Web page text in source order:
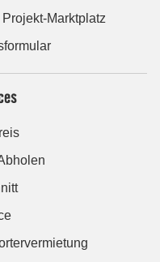
Marktplatz